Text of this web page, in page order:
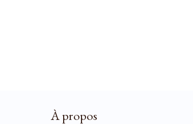
À propos